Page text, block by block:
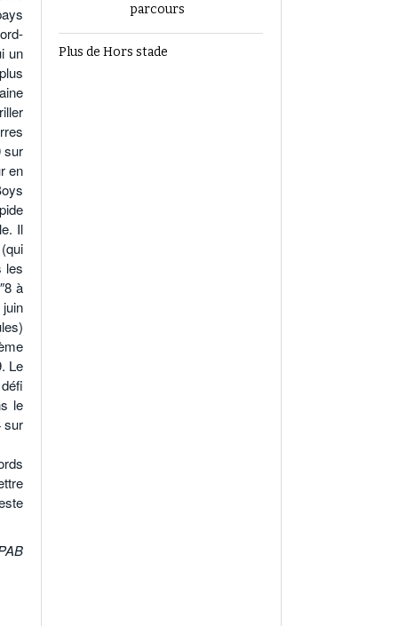
un
sur
en
Il
les
à
Le
le
sur
parcours
Plus de Hors stade